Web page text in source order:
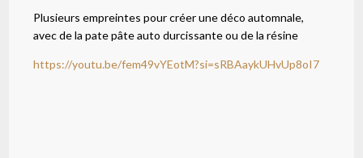
Plusieurs empreintes pour créer une déco automnale,
avec de la pate pâte auto durcissante ou de la résine
https://youtu.be/fem49vYEotM?si=sRBAaykUHvUp8oI7